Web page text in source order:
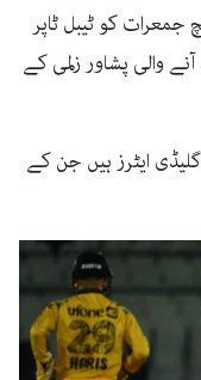
جمعرات کو ٹیبل ٹاپر
والی پشاور زلمی کے
گلیڈی ایٹرز ہیں جن کے